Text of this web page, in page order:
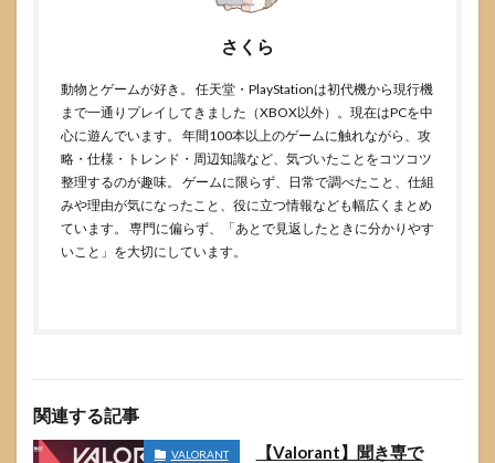
さくら
動物とゲームが好き。 任天堂・PlayStationは初代機から現行機
まで一通りプレイしてきました（XBOX以外）。現在はPCを中
心に遊んでいます。 年間100本以上のゲームに触れながら、攻
略・仕様・トレンド・周辺知識など、気づいたことをコツコツ
整理するのが趣味。 ゲームに限らず、日常で調べたこと、仕組
みや理由が気になったこと、役に立つ情報なども幅広くまとめ
ています。 専門に偏らず、「あとで見返したときに分かりやす
いこと」を大切にしています。
関連する記事
VALORANT
【Valorant】聞き専で